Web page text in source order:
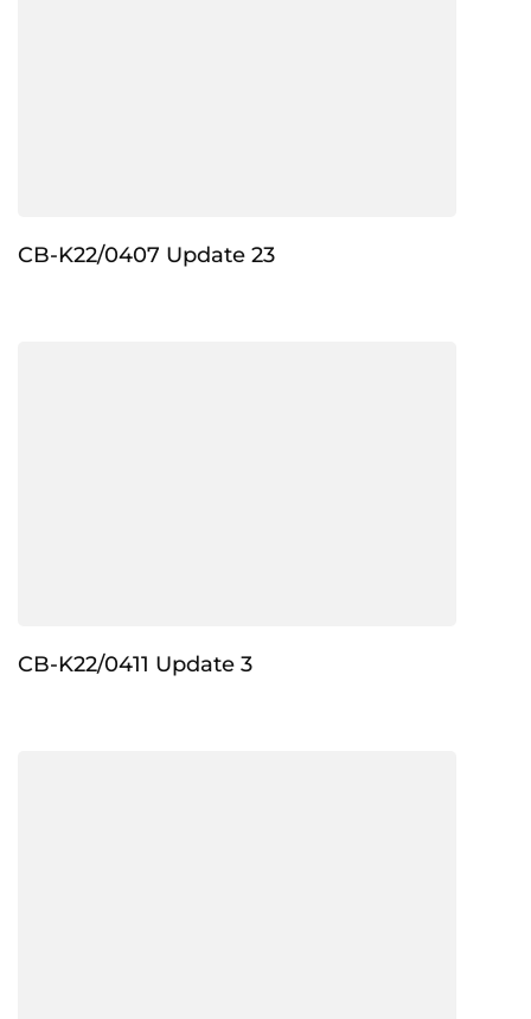
CB-K22/0407 Update 23
CB-K22/0411 Update 3